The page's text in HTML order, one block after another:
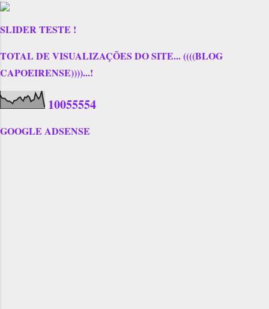
SLIDER TESTE !
TOTAL DE VISUALIZAÇÕES DO SITE... ((((BLOG
CAPOEIRENSE))))...!
10055554
GOOGLE ADSENSE